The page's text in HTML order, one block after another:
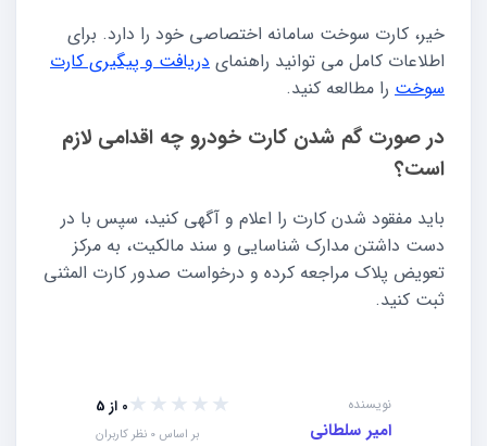
خیر، کارت سوخت سامانه اختصاصی خود را دارد. برای
اطلاعات کامل می توانید راهنمای دریافت و پیگیری کارت
سوخت را مطالعه کنید.
در صورت گم شدن کارت خودرو چه اقدامی لازم
است؟
باید مفقود شدن کارت را اعلام و آگهی کنید، سپس با در
دست داشتن مدارک شناسایی و سند مالکیت، به مرکز
تعویض پلاک مراجعه کرده و درخواست صدور کارت المثنی
ثبت کنید.
نویسنده
امیر سلطانی
★★★★★0 از 5
بر اساس 0 نظر کاربران